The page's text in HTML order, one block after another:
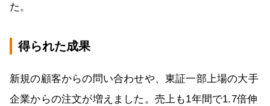
た。
得られた成果
新規の顧客からの問い合わせや、東証一部上場の大手
企業からの注文が増えました。売上も1年間で1.7倍伸